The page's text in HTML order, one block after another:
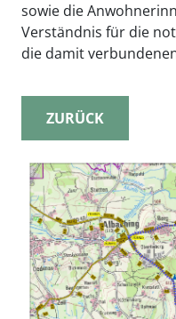
sowie die
Verständnis für die
die damit
ZURÜCK